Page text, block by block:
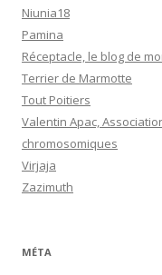
Niunia18
Pamina
Réceptacle, le blog de
Terrier de Marmotte
Tout Poitiers
Valentin Apac,
chromosomiques
Virjaja
Zazimuth
MÉTA